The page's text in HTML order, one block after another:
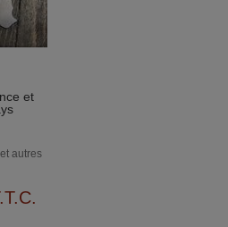
et
autres